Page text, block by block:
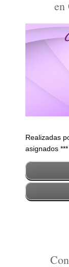
en
Realizadas
asignados